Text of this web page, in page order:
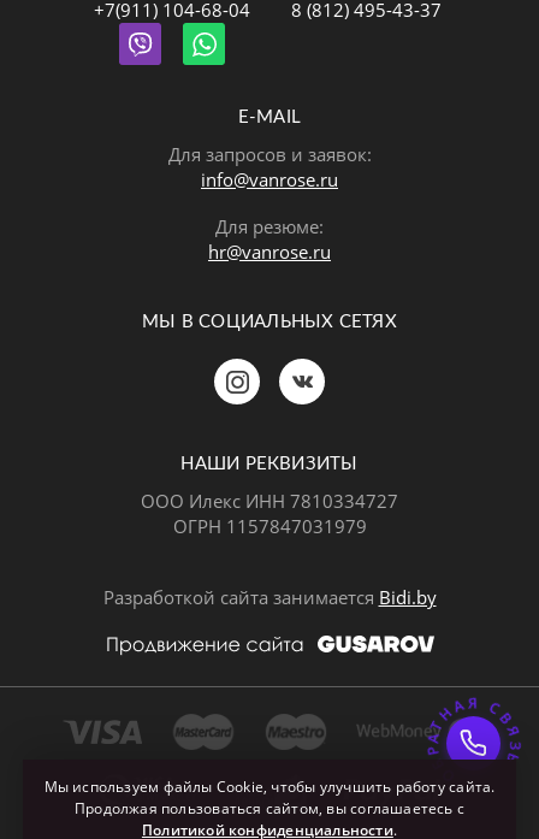
+7(911) 104-68-04 8 (812) 495-43-37
E-MAIL
Для запросов и заявок:
info@vanrose.ru
Для резюме:
hr@vanrose.ru
МЫ В СОЦИАЛЬНЫХ СЕТЯХ
НАШИ РЕКВИЗИТЫ
ООО Илекс ИНН 7810334727
ОГРН 1157847031979
Разработкой сайта занимается Bidi.by
Мы используем файлы Cookie, чтобы улучшить работу сайта.
Продолжая пользоваться сайтом, вы соглашаетесь с
Политикой конфиденциальности.
Позвонить Telegram
Почта ОБРАТНАЯ